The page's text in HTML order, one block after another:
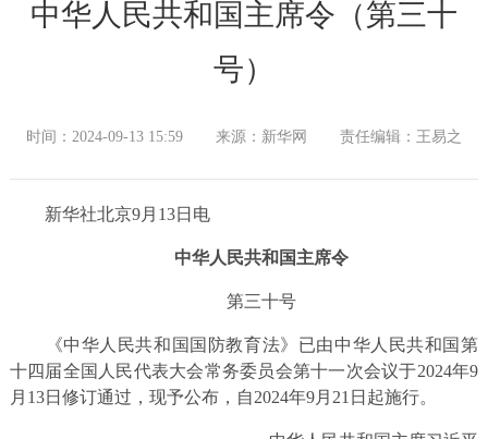
中华人民共和国主席令（第三十
号）
时间：2024-09-13 15:59 来源：新华网 责任编辑：王易之
新华社北京9月13日电
中华人民共和国主席令
第三十号
《中华人民共和国国防教育法》已由中华人民共和国第
十四届全国人民代表大会常务委员会第十一次会议于2024年9
月13日修订通过，现予公布，自2024年9月21日起施行。